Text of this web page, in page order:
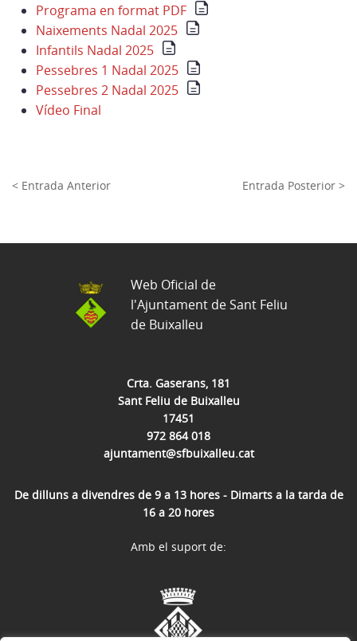
Programa en format PDF
Naixements Nadal 2025
Infantils Nadal 2025
Pessebres 1 Nadal 2025
Pessebres 2 Nadal 2025
Vídeo Final
< Entrada Anterior Entrada Posterior >
Crta. Gaserans, 181
Sant Feliu de Buixalleu
17451
972 864 018
ajuntament@sfbuixalleu.cat
De dilluns a divendres de 9 a 13 hores - Dimarts a la tarda de
16 a 20 hores
Web Oficial de
l'Ajuntament de Sant Feliu
de Buixalleu
Amb el suport de: